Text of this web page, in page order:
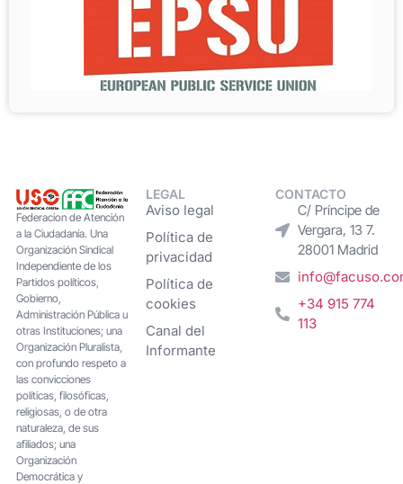
Federacion de Atención
a la Ciudadanía. Una
Organización Sindical
Independiente de los
Partidos políticos,
Gobierno,
Administración Pública u
otras Instituciones; una
Organización Pluralista,
con profundo respeto a
las convicciones
políticas, filosóficas,
religiosas, o de otra
naturaleza, de sus
afiliados; una
Organización
Democrática y
LEGAL
Aviso legal
Política de
privacidad
Política de
cookies
Canal del
Informante
CONTACTO
C/ Príncipe de
Vergara, 13 7.
28001 Madrid
+34 915 774
113